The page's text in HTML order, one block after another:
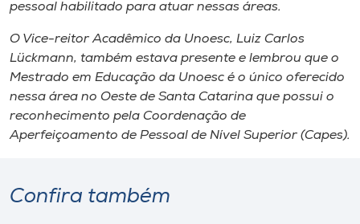
pessoal habilitado para atuar nessas áreas.
O Vice-reitor Acadêmico da Unoesc, Luiz Carlos
Lückmann, também estava presente e lembrou que o
Mestrado em Educação da Unoesc é o único oferecido
nessa área no Oeste de Santa Catarina que possui o
reconhecimento pela Coordenação de
Aperfeiçoamento de Pessoal de Nível Superior (Capes).
Confira também